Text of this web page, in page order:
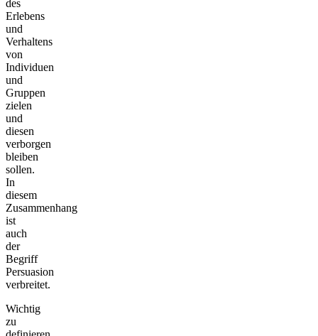
des
Erlebens
und
Verhaltens
von
Individuen
und
Gruppen
zielen
und
diesen
verborgen
bleiben
sollen.
In
diesem
Zusammenhang
ist
auch
der
Begriff
Persuasion
verbreitet.
Wichtig
zu